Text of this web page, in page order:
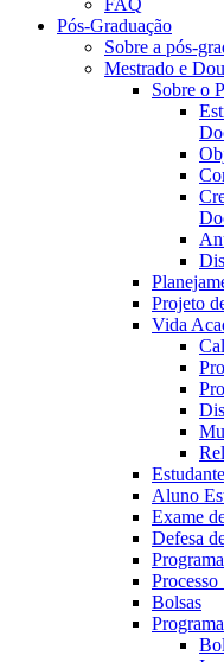
FAQ
Pós-Graduação
Sobre a pós-
Mestrado e
Sobre o
Projeto
Vida
Aluno
Exame
Defesa
Bolsas